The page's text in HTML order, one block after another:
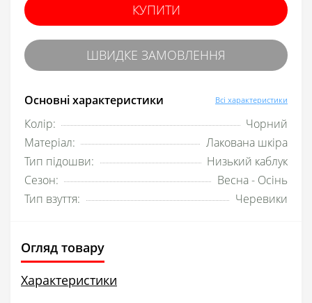
Основні характеристики Всі характеристики
Колір:
Чорний
Матеріал:
Лакована шкіра
Тип підошви:
Низький каблук
Сезон:
Весна - Осінь
Тип взуття:
Черевики
КУПИТИ
ШВИДКЕ ЗАМОВЛЕННЯ
Огляд товару
Характеристики